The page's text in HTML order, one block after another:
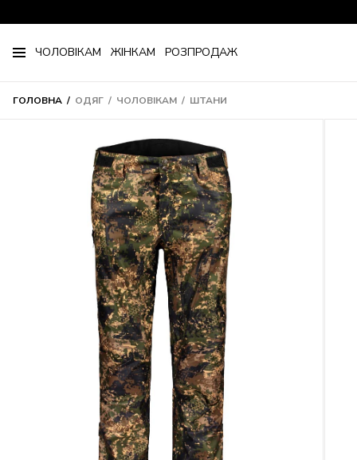
ЧОЛОВІКАМ ЖІНКАМ РОЗПРОДАЖ
ГОЛОВНА ОДЯГ ЧОЛОВІКАМ ШТАНИ